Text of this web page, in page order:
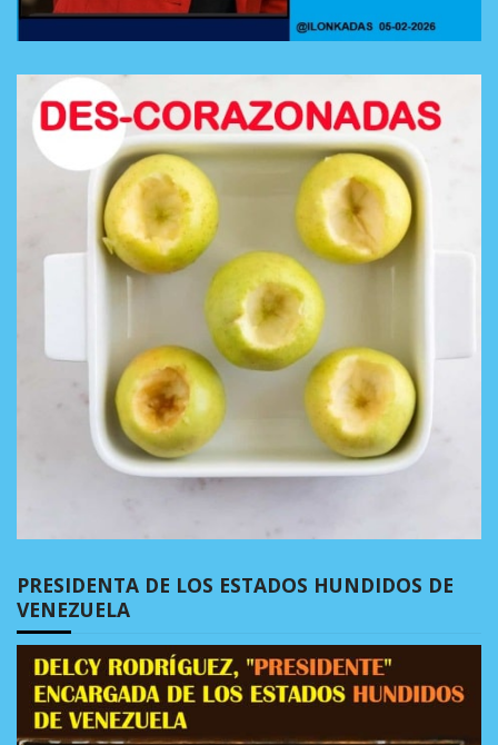
PRESIDENTA DE LOS ESTADOS HUNDIDOS DE
VENEZUELA